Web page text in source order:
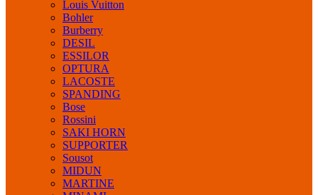
Louis Vuitton
Bohler
Burberry
DESIL
ESSILOR
OPTURA
LACOSTE
SPANDING
Bose
Rossini
SAKI HORN
SUPPORTER
Sousot
MIDUN
MARTINE